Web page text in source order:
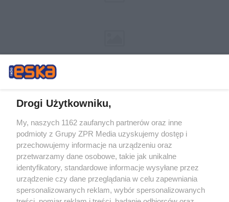
Żaden utwór zamieszczony w serwisie nie może być powielany i
rozpowszechniany lub dalej rozpowszechniany w jakikolwiek sposób (w
tym także elektroniczny lub mechaniczny) na jakimkolwiek polu
eksploatacji w jakiejkolwiek formie, włącznie z umieszczaniem w Internecie
bez pisemnej zgody właściciela praw. Jakiekolwiek użycie lub
wykorzystanie utworów w całości lub w części z naruszeniem prawa, tzn.
bez właściwej zgody, jest zabronione pod groźbą kary i może być ścigane
prawnie.
Drogi Użytkowniku,
My, naszych 1162 zaufanych partnerów oraz inne
podmioty z Grupy ZPR Media uzyskujemy dostęp i
przechowujemy informacje na urządzeniu oraz
przetwarzamy dane osobowe, takie jak unikalne
identyfikatory, standardowe informacje wysyłane przez
urządzenie czy dane przeglądania w celu zapewniania
spersonalizowanych reklam, wybór spersonalizowanych